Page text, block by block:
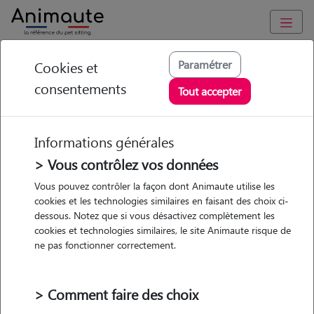
Animaute Hauts-de-France Pas-de-Calais/Marquise
Caroline - Petsitter à
Marquise
5/5 (5 avis)
• 46 ans
chez le Pet Sitter
Cookies et
consentements
Paramétrer
Tout accepter
Informations générales
> Vous contrôlez vos données
Vous pouvez contrôler la façon dont Animaute utilise les
cookies et les technologies similaires en faisant des choix ci-
dessous. Notez que si vous désactivez complètement les
cookies et technologies similaires, le site Animaute risque de
ne pas fonctionner correctement.
> Comment faire des choix